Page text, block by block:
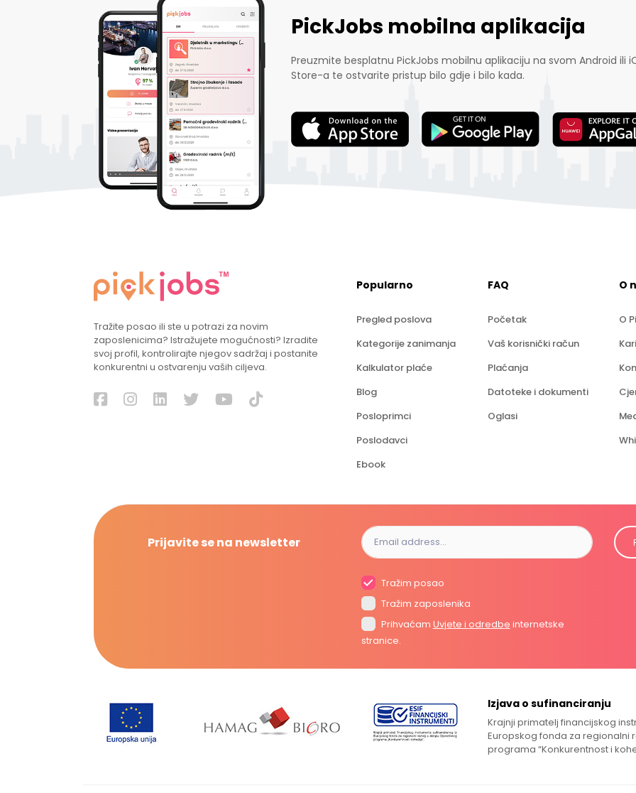
PickJobs mobilna aplikacija
Preuzmite besplatnu PickJobs mobilnu aplikaciju na svom Android ili
Store-a te ostvarite pristup bilo gdje i bilo kada.
Tražite posao ili ste u potrazi za novim
zaposlenicima? Istražujete mogućnosti? Izradite
svoj profil, kontrolirajte njegov sadržaj i postanite
konkurentni u ostvarenju vaših ciljeva.
Popularno
Pregled poslova
Kategorije zanimanja
Kalkulator plaće
Blog
Posloprimci
Poslodavci
Ebook
FAQ
Početak
Vaš korisnički račun
Plaćanja
Datoteke i dokumenti
Oglasi
O
O
Prijavite se na newsletter
Tražim posao
Tražim zaposlenika
Prihvaćam Uvjete i odredbe internetske
stranice.
Izjava o sufinanciranju
Krajnji primatelj financijskog
Europskog fonda za regionalni
programa “Konkurentnost i